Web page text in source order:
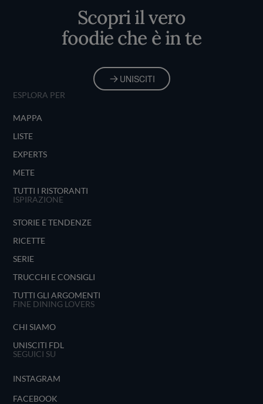
Scopri il vero
foodie che è in te
UNISCITI
ESPLORA PER
MAPPA
LISTE
EXPERTS
METE
TUTTI I RISTORANTI
ISPIRAZIONE
STORIE E TENDENZE
RICETTE
SERIE
TRUCCHI E CONSIGLI
TUTTI GLI ARGOMENTI
FINE DINING LOVERS
CHI SIAMO
UNISCITI FDL
SEGUICI SU
INSTAGRAM
FACEBOOK